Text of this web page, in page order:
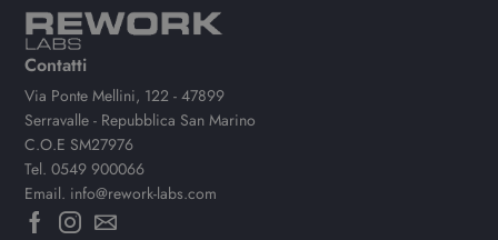
Contatti
Via Ponte Mellini, 122 - 47899
Serravalle - Repubblica San Marino
C.O.E SM27976
Tel.0549 900066
Email. info@rework-labs.com